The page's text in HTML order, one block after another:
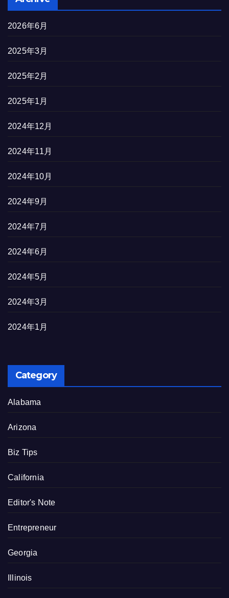
2026年6月
2025年3月
2025年2月
2025年1月
2024年12月
2024年11月
2024年10月
2024年9月
2024年7月
2024年6月
2024年5月
2024年3月
2024年1月
Category
Alabama
Arizona
Biz Tips
California
Editor's Note
Entrepreneur
Georgia
Illinois